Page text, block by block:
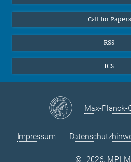
✉ adomeit(at)mmg.mpg.de
Call for Papers
RSS
ICS
Max-Planck-
Impressum
© 2026, MPI-